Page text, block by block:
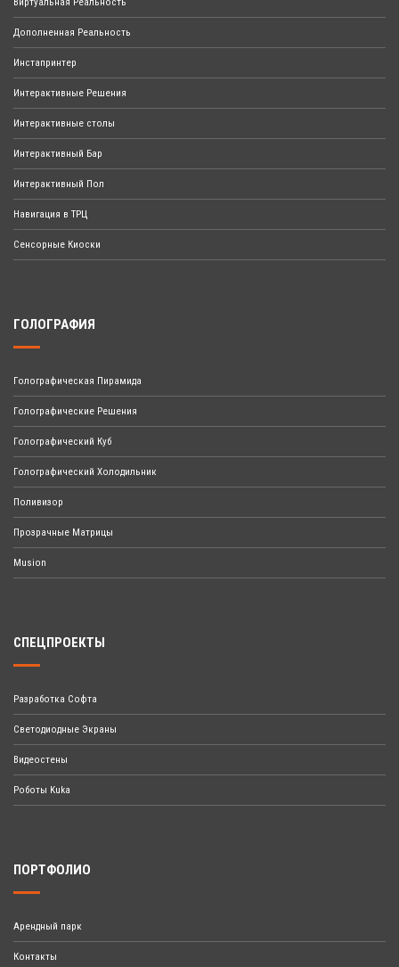
Дополненная Реальность
Инстапринтер
Интерактивные Решения
Интерактивные столы
Интерактивный Бар
Интерактивный Пол
Навигация в ТРЦ
Сенсорные Киоски
ГОЛОГРАФИЯ
Голографическая Пирамида
Голографические Решения
Голографический Куб
Голографический Холодильник
Поливизор
Прозрачные Матрицы
Musion
СПЕЦПРОЕКТЫ
Разработка Софта
Светодиодные Экраны
Видеостены
Роботы Kuka
ПОРТФОЛИО
Арендный парк
Контакты